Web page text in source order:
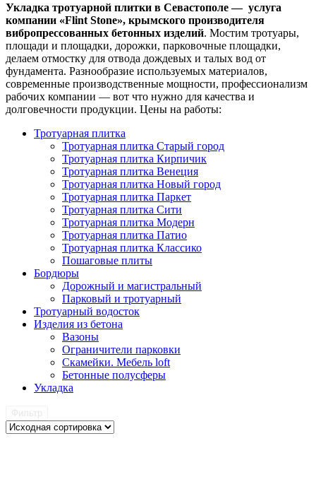
Укладка тротуарной плитки в Севастополе — услуга
компании «Flint Stone», крымского производителя
вибропрессованных бетонных изделий. Мостим тротуары,
площади и площадки, дорожки, парковочные площадки,
делаем отмостку для отвода дождевых и талых вод от
фундамента. Разнообразие используемых материалов,
современные производственные мощности, профессионализм
рабочих компании — вот что нужно для качества и
долговечности продукции. Цены на работы:
Тротуарная плитка
Тротуарная плитка Старый город
Тротуарная плитка Кирпичик
Тротуарная плитка Венеция
Тротуарная плитка Новый город
Тротуарная плитка Паркет
Тротуарная плитка Сити
Тротуарная плитка Модерн
Тротуарная плитка Патио
Тротуарная плитка Классико
Пошаговые плиты
Бордюры
Дорожный и магистральный
Парковый и тротуарный
Тротуарный водосток
Изделия из бетона
Вазоны
Ограничители парковки
Скамейки. Мебель loft
Бетонные полусферы
Укладка